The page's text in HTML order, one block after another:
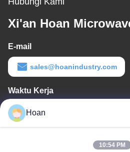
Xi'an Hoan
E-mail
sales@hoanindustry.com
Waktu Kerja
8:00-18:00
Alamat Kami
Hoan
10:54 PM